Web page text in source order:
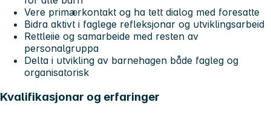
Vere primærkontakt og ha tett dialog med foresatte
Bidra aktivt i faglege refleksjonar og utviklingsarbeid
Rettleiie og samarbeide med resten av
personalgruppa
Delta i utvikling av barnehagen både fagleg og
organisatorisk
Kvalifikasjonar og erfaringer